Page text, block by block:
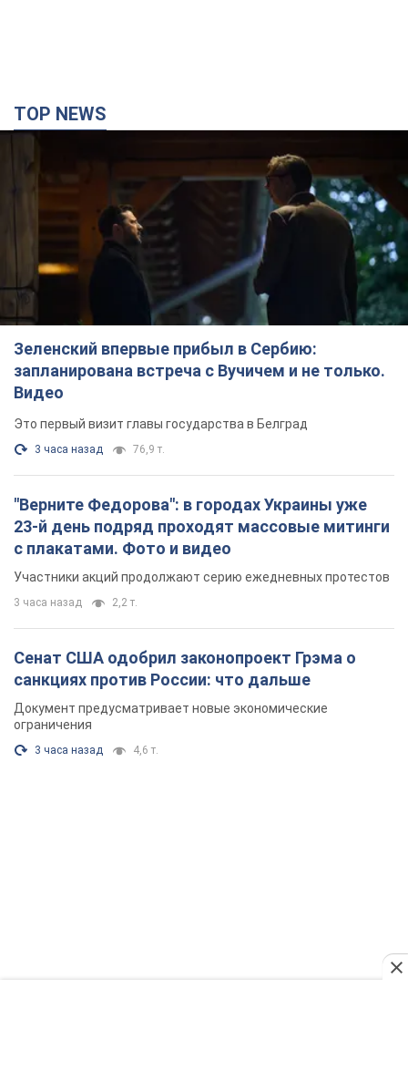
TOP NEWS
Зеленский впервые прибыл в Сербию:
запланирована встреча с Вучичем и не только.
Видео
Это первый визит главы государства в Белград
3 часа назад 76,9 т.
"Верните Федорова": в городах Украины уже
23-й день подряд проходят массовые митинги
с плакатами. Фото и видео
Участники акций продолжают серию ежедневных протестов
3 часа назад 2,2 т.
Сенат США одобрил законопроект Грэма о
санкциях против России: что дальше
Документ предусматривает новые экономические
ограничения
3 часа назад 4,6 т.